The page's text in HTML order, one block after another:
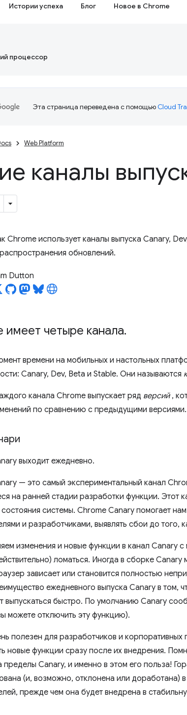
Истории успеха Блог Новое в Chrome
процессор
Эта страница переведена с помощьюCloud
Web Platform
каналы
Chrome использует каналы выпуска Canary,
обновлений.
Dutton
имеет четыре канала.
времени на мобильных и настольных
Canary, Dev, Beta и Stable. Они называются
канала Chrome выпускает ряд версий,
по сравнению с предыдущими версиями.
выходит ежедневно.
— это самый экспериментальный канал
на ранней стадии разработки функции. Этот
системы. Chrome Canary помогает
и разработчиками, выявлять сбои до того,
изменения и новые функции в канал Canary
ломаться. Иногда в сборке
зависает или становится полностью
ежедневного выпуска Canary в том,
выпускаться быстро. По умолчанию Canary
можете отключить эту функцию).
полезен для разработчиков и
новые функции сразу после их внедрения.
пределы Canary, и именно в этом его польза!
(и, возможно, отклонена или доработана)
прежде чем она будет внедрена в